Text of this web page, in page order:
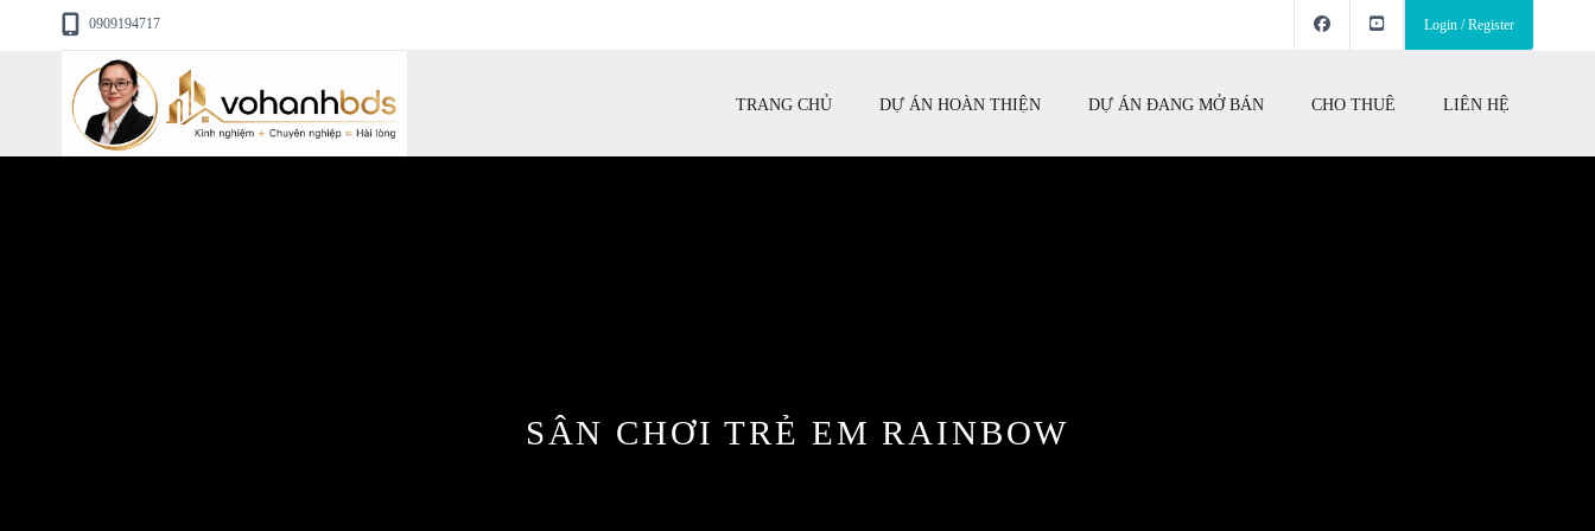
0909194717 Login / Register
TRANG CHỦ DỰ ÁN HOÀN THIỆN DỰ ÁN ĐANG MỞ BÁN CHO THUÊ LIÊN HỆ
SÂN CHƠI TRẺ EM RAINBOW